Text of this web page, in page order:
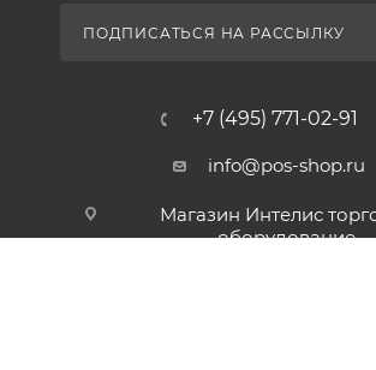
ПОДПИСАТЬСЯ НА РАССЫЛКУ
+7 (495) 771-02-91
info@pos-shop.ru
Магазин Интелис
оборудование